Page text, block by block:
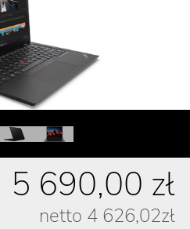
5 690,00 zł
netto 4 626,02zł